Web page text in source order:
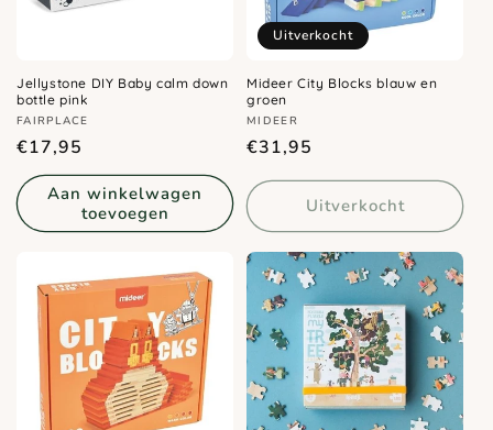
Jellystone DIY Baby calm down
bottle pink
Verkoper:
FAIRPLACE
Normale
prijs
€17,95
Aan winkelwagen
toevoegen
Uitverkocht
Mideer City Blocks blauw en
groen
Verkoper:
MIDEER
Normale
€31,95
Uitverkocht